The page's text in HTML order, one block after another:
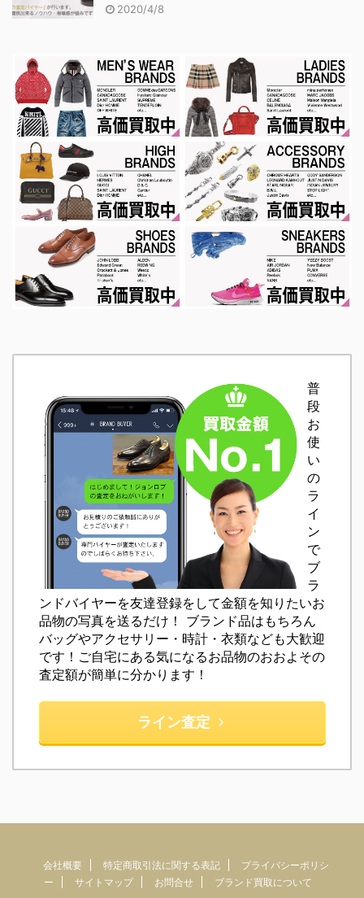
2020/4/8
普
段
お
使
い
の
ラ
イ
ン
で
ブ
ラ
ンドバイヤーを友達登録をして金額を知りたいお
品物の写真を送るだけ！ ブランド品はもちろん
バッグやアクセサリー・時計・衣類なども大歓迎
です！ご自宅にある気になるお品物のおおよその
査定額が簡単に分かります！
ライン査定
会社概要 特定商取引法に関する表記
プライバシーポリシ
ー
サイトマップ お問合せ ブランド買取について